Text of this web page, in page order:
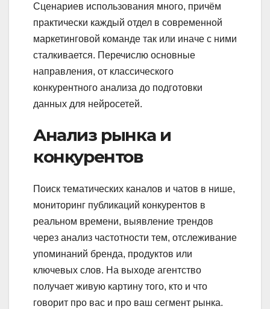
Сценариев использования много, причём
практически каждый отдел в современной
маркетинговой команде так или иначе с ними
сталкивается. Перечислю основные
направления, от классического
конкурентного анализа до подготовки
данных для нейросетей.
Анализ рынка и
конкурентов
Поиск тематических каналов и чатов в нише,
мониторинг публикаций конкурентов в
реальном времени, выявление трендов
через анализ частотности тем, отслеживание
упоминаний бренда, продуктов или
ключевых слов. На выходе агентство
получает живую картину того, кто и что
говорит про вас и про ваш сегмент рынка.